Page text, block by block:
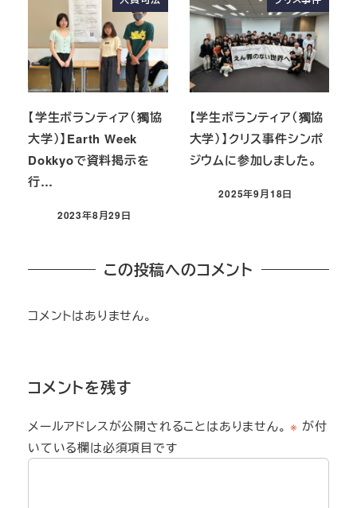
【学生ボランティア（獨協
大学）】Earth Week
Dokkyoで資料掲示を
行…
2023年8月29日
【学生ボランティア（獨協
大学）】クリス事件シンポ
ジウムに参加しました。
2025年9月18日
この投稿へのコメント
コメントはありません。
コメントを残す
メールアドレスが公開されることはありません。 ※ が付
いている欄は必須項目です